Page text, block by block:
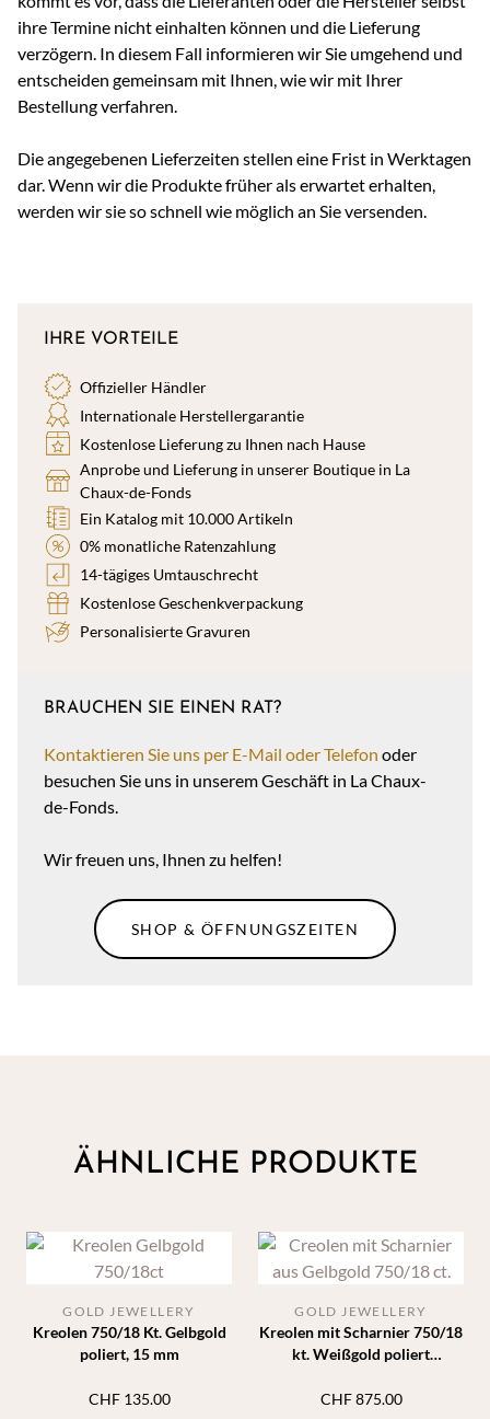
ihre Termine nicht einhalten können und die Lieferung
verzögern. In diesem Fall informieren wir Sie umgehend und
entscheiden gemeinsam mit Ihnen, wie wir mit Ihrer
Bestellung verfahren.
Die angegebenen Lieferzeiten stellen eine Frist in Werktagen
dar. Wenn wir die Produkte früher als erwartet erhalten,
werden wir sie so schnell wie möglich an Sie versenden.
IHRE VORTEILE
Offizieller Händler
Internationale Herstellergarantie
Kostenlose Lieferung zu Ihnen nach Hause
Anprobe und Lieferung in unserer Boutique in La
Chaux-de-Fonds
Ein Katalog mit 10.000 Artikeln
0% monatliche Ratenzahlung
14-tägiges Umtauschrecht
Kostenlose Geschenkverpackung
Personalisierte Gravuren
BRAUCHEN SIE EINEN RAT?
Kontaktieren Sie uns per E-Mail oder Telefon oder
besuchen Sie uns in unserem Geschäft in La Chaux-
de-Fonds.
Wir freuen uns, Ihnen zu helfen!
SHOP & ÖFFNUNGSZEITEN
ÄHNLICHE PRODUKTE
Kreolen 750/18 Kt. Gelbgold
poliert, 15 mm
GOLD JEWELLERY
CHF135.00
Kreolen mit Scharnier 750/18
kt. Weißgold poliert
GOLD JEWELLERY
CHF875.00